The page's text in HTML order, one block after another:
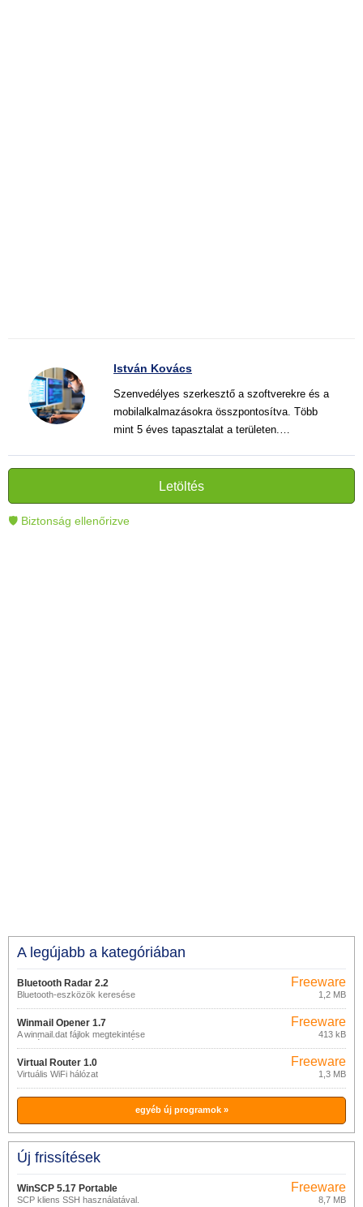
István Kovács
Szenvedélyes szerkesztő a szoftverekre és a
mobilalkalmazásokra összpontosítva. Több
mint 5 éves tapasztalat a területen.
és informatív szövegek alkotója, amelyek
segítik az olvasókat a modern technológia jobb
megértésében és használatában.
Letöltés
🛡 Biztonság ellenőrizve
A legújabb a kategóriában
Bluetooth Radar 2.2
Bluetooth-eszközök keresése
Freeware
1,2 MB
Winmail Opener 1.7
A winmail.dat fájlok megtekintése
(mellékletek az MS Outlookból)
Freeware
413 kB
Virtual Router 1.0
Virtuális WiFi hálózat
Freeware
1,3 MB
egyéb új programok »
Új frissítések
WinSCP 5.17 Portable
SCP kliens SSH használatával.
Freeware
8,7 MB